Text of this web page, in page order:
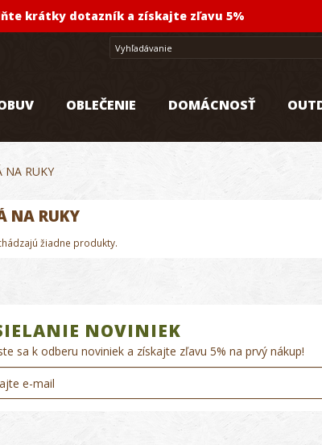
krátky dotazník a získajte zľavu 5%
OBLEČENIE DOMÁCNOSŤ
NA RUKY
NA RUKY
žiadne produkty.
NOVINIEK
sa k odberu noviniek a získajte zľavu 5% na prvý nákup!